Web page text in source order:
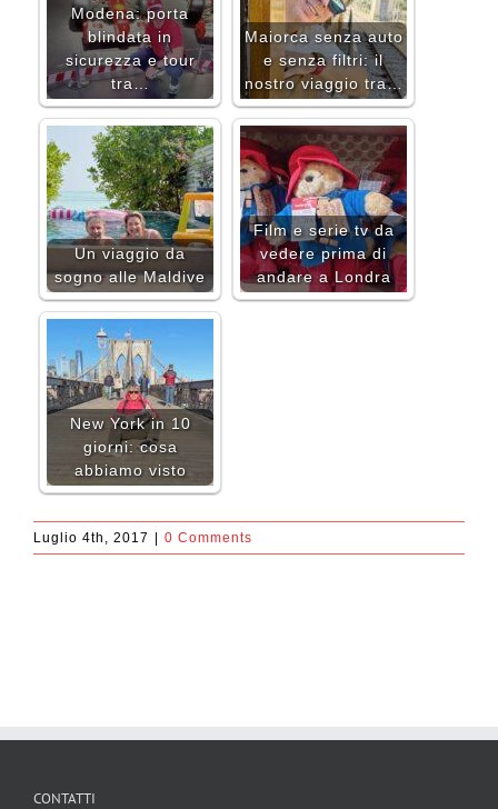
Modena: porta
blindata in
sicurezza e tour
tra…
Maiorca senza auto
e senza filtri: il
nostro viaggio tra…
Un viaggio da
sogno alle Maldive
Film e serie tv da
vedere prima di
andare a Londra
New York in 10
giorni: cosa
abbiamo visto
Luglio 4th, 2017 0 Comments
CONTATTI